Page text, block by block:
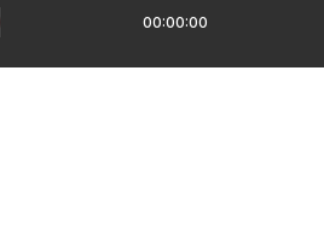
00:00:00